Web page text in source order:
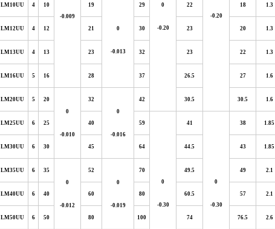
-0.20
-0.009
0
-0.20
LM10UU 4 10 19
0
-0.013
29 22 18 1.3
LM12UU 4 12 21 30 23 20 1.3
LM13UU 4 13 23 32 23 22 1.3
LM16UU 5 16 28 37 26.5 27 1.6
LM20UU 5
20
0
-0.010
32
0
-0.016
42 30.5 30.5 1.6
LM25UU 6 25 40 59
0
-0.30
41
0
-0.30
38 1.85
LM30UU 6 30 45 64 44.5 43 1.85
LM35UU 6
35
0
-0.012
52
0
-0.019
70 49.5 49 2.1
LM40UU 6 40 60 80 60.5 57 2.1
LM50UU 6 50 80 100 74 76.5 2.6